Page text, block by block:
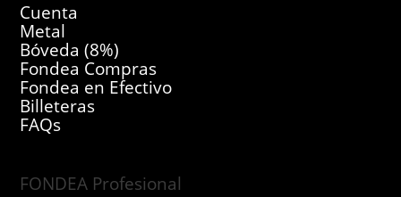
Cuenta
Metal
Bóveda (8%)
Fondea Compras
Fondea en Efectivo
Billeteras
FAQs
FONDEA Profesional